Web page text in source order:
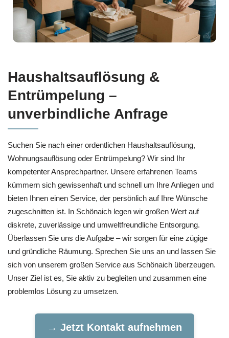
Haushaltsauflösung &
Entrümpelung –
unverbindliche Anfrage
Suchen Sie nach einer ordentlichen Haushaltsauflösung,
Wohnungsauflösung oder Entrümpelung? Wir sind Ihr
kompetenter Ansprechpartner. Unsere erfahrenen Teams
kümmern sich gewissenhaft und schnell um Ihre Anliegen und
bieten Ihnen einen Service, der persönlich auf Ihre Wünsche
zugeschnitten ist. In Schönaich legen wir großen Wert auf
diskrete, zuverlässige und umweltfreundliche Entsorgung.
Überlassen Sie uns die Aufgabe – wir sorgen für eine zügige
und gründliche Räumung. Sprechen Sie uns an und lassen Sie
sich von unserem großen Service aus Schönaich überzeugen.
Unser Ziel ist es, Sie aktiv zu begleiten und zusammen eine
problemlos Lösung zu umsetzen.
→ Jetzt Kontakt aufnehmen